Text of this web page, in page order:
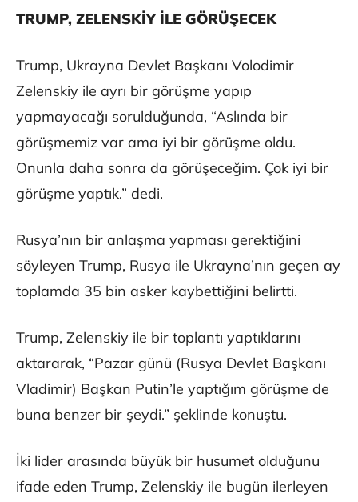
TRUMP, ZELENSKİY İLE GÖRÜŞECEK
Trump, Ukrayna Devlet Başkanı Volodimir
Zelenskiy ile ayrı bir görüşme yapıp
yapmayacağı sorulduğunda, “Aslında bir
görüşmemiz var ama iyi bir görüşme oldu.
Onunla daha sonra da görüşeceğim. Çok iyi bir
görüşme yaptık.” dedi.
Rusya’nın bir anlaşma yapması gerektiğini
söyleyen Trump, Rusya ile Ukrayna’nın geçen ay
toplamda 35 bin asker kaybettiğini belirtti.
Trump, Zelenskiy ile bir toplantı yaptıklarını
aktararak, “Pazar günü (Rusya Devlet Başkanı
Vladimir) Başkan Putin’le yaptığım görüşme de
buna benzer bir şeydi.” şeklinde konuştu.
İki lider arasında büyük bir husumet olduğunu
ifade eden Trump, Zelenskiy ile bugün ilerleyen